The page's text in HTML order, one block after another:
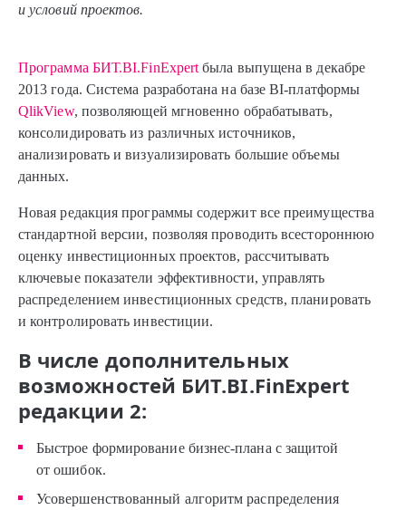
и условий проектов.
Программа БИТ.BI.FinExpert была выпущена в декабре
2013 года. Система разработана на базе BI-платформы
QlikView, позволяющей мгновенно обрабатывать,
консолидировать из различных источников,
анализировать и визуализировать большие объемы
данных.
Новая редакция программы содержит все преимущества
стандартной версии, позволяя проводить всестороннюю
оценку инвестиционных проектов, рассчитывать
ключевые показатели эффективности, управлять
распределением инвестиционных средств, планировать
и контролировать инвестиции.
В числе дополнительных
возможностей БИТ.BI.FinExpert
редакции 2:
Быстрое формирование бизнес-плана с защитой
от ошибок.
Усовершенствованный алгоритм распределения